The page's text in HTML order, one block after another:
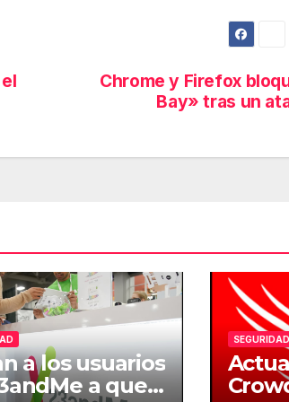
Chrome y Firefox
Bay» tras un
a los usuarios
a que
SEGURIDAD